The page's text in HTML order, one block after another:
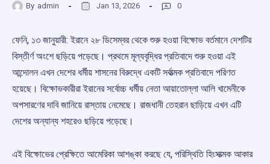
By admin Jan 13, 2026 0
ফেনি, ১৩ জানুয়ারী: ইরানে ২৮ ডিসেম্বর থেকে শুরু হওয়া বিক্ষোভ বর্তমানে দেশটির
বিস্তীর্ণ অংশে ছড়িয়ে পড়েছে। প্রথমে মূল্যবৃদ্ধির প্রতিবাদে শুরু হওয়া এই
আন্দোলন এখন দেশের ধর্মীয় শাসনের বিরুদ্ধে একটি সর্বাত্মক প্রতিবাদে পরিণত
হয়েছে। বিক্ষোভকারীরা ইরানের সর্বোচ্চ ধর্মীয় নেতা আয়াতোল্লা আলি খামেনীকে
অপসারণের দাবি জানিয়ে রাস্তায় নেমেছে। রাজধানী তেহরান ছাড়িয়ে এখন এটি
দেশের অন্যান্য শহরেও ছড়িয়ে পড়েছে।
এই বিক্ষোভের প্রেক্ষিতে আমেরিকা আশঙ্কা করছে যে, পরিস্থিতি হিংসাত্মক আকার